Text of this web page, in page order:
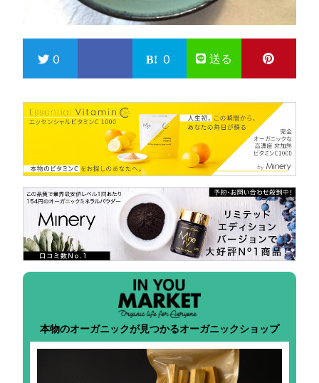
0 0 送る
本物のオーガニックが見つかるオーガニックショップ